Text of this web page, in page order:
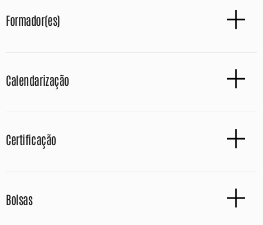
Formador(es)
Calendarização
Certificação
Bolsas